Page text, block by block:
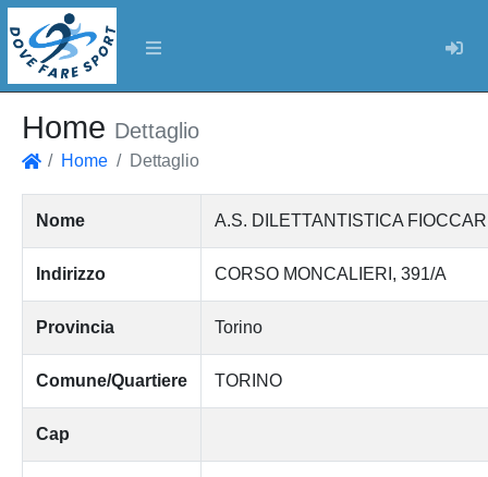
Home Dettaglio
Home Dettaglio
Nome A.S. DILETTANTISTICA
Indirizzo CORSO MONCALIERI, 391/A
Provincia Torino
Comune/Quartiere TORINO
Cap